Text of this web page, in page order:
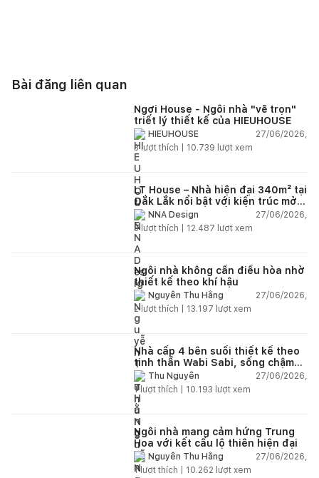
Bài đăng liên quan
Ngơi House - Ngôi nhà "vẽ trọn"
triết lý thiết kế của HIEUHOUSE
HIEUHOUSE
27/06/2026,
3lượt thích | 10.739 lượt xem
LT House – Nhà hiện đại 340m² tại
Đắk Lắk nổi bật với kiến trúc mở
và hệ sân vườn kết nối thiên
nhiên
NNA Design
27/06/2026,
3lượt thích | 12.487 lượt xem
Ngôi nhà không cần điều hòa nhờ
thiết kế theo khí hậu
Nguyễn Thu Hằng
27/06/2026,
2lượt thích | 13.197 lượt xem
Nhà cấp 4 bên suối thiết kế theo
tinh thần Wabi Sabi, sống chậm
giữa thiên nhiên
Thu Nguyễn
27/06/2026,
1lượt thích | 10.193 lượt xem
Ngôi nhà mang cảm hứng Trung
Hoa với kết cấu lộ thiên hiện đại
Nguyễn Thu Hằng
27/06/2026,
1lượt thích | 10.262 lượt xem